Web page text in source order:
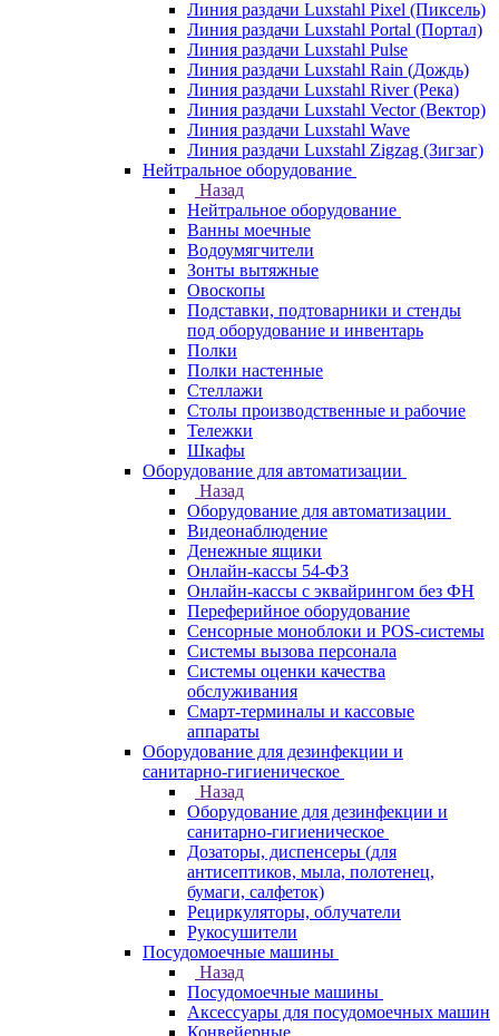
Линия раздачи Luxstahl Pixel (Пиксель)
Линия раздачи Luxstahl Portal (Портал)
Линия раздачи Luxstahl Pulse
Линия раздачи Luxstahl Rain (Дождь)
Линия раздачи Luxstahl River (Река)
Линия раздачи Luxstahl Vector (Вектор)
Линия раздачи Luxstahl Wave
Линия раздачи Luxstahl Zigzag (Зигзаг)
Нейтральное оборудование
Назад
Нейтральное оборудование
Ванны моечные
Водоумягчители
Зонты вытяжные
Овоскопы
Подставки, подтоварники и стенды
под оборудование и инвентарь
Полки
Полки настенные
Стеллажи
Столы производственные и рабочие
Тележки
Шкафы
Оборудование для автоматизации
Назад
Оборудование для автоматизации
Видеонаблюдение
Денежные ящики
Онлайн-кассы 54-ФЗ
Онлайн-кассы с эквайрингом без ФН
Переферийное оборудование
Сенсорные моноблоки и POS-системы
Системы вызова персонала
Системы оценки качества
обслуживания
Смарт-терминалы и кассовые
аппараты
Оборудование для дезинфекции и
санитарно-гигиеническое
Назад
Оборудование для дезинфекции и
санитарно-гигиеническое
Дозаторы, диспенсеры (для
антисептиков, мыла, полотенец,
бумаги, салфеток)
Рециркуляторы, облучатели
Рукосушители
Посудомоечные машины
Назад
Посудомоечные машины
Аксессуары для посудомоечных машин
Конвейерные